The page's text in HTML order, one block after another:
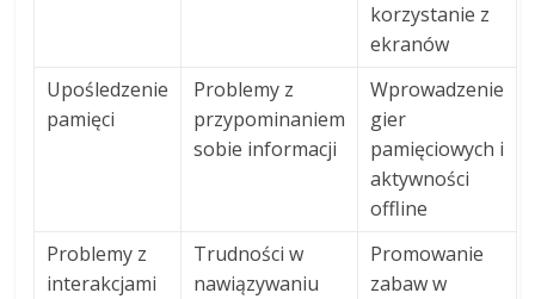
korzystanie z
ekranów
Upośledzenie
pamięci
Problemy z
przypominaniem
sobie informacji
Wprowadzenie
gier
pamięciowych i
aktywności
offline
Problemy z
interakcjami
Trudności w
nawiązywaniu
Promowanie
zabaw w